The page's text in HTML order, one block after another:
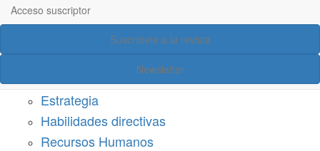
principal
Acceso suscriptor
Suscríbete a la revista
Newsletter
Acceso suscriptor
Estrategia
Habilidades directivas
Recursos Humanos